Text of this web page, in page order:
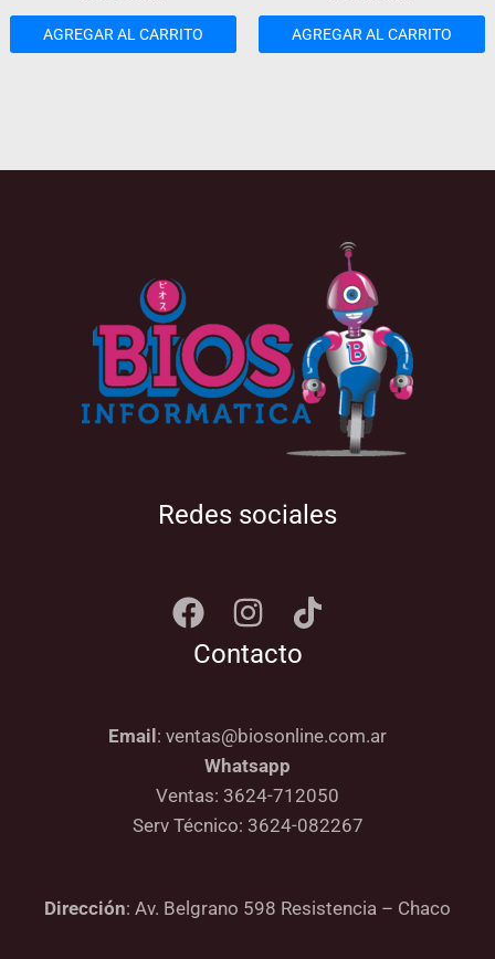
AGREGAR AL CARRITO AGREGAR AL CARRITO
Redes sociales
Contacto
Email : ventas@biosonline.com.ar
Whatsapp
Ventas: 3624-712050
Serv Técnico: 3624-082267
Dirección: Av. Belgrano 598 Resistencia – Chaco